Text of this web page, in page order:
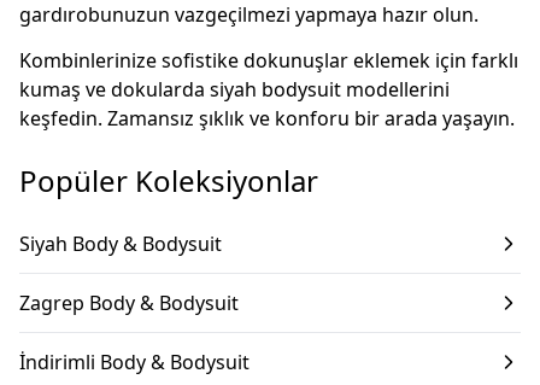
gardırobunuzun vazgeçilmezi yapmaya hazır olun.
Kombinlerinize sofistike dokunuşlar eklemek için farklı
kumaş ve dokularda siyah bodysuit modellerini
keşfedin. Zamansız şıklık ve konforu bir arada yaşayın.
Popüler Koleksiyonlar
Siyah Body & Bodysuit
Zagrep Body & Bodysuit
İndirimli Body & Bodysuit